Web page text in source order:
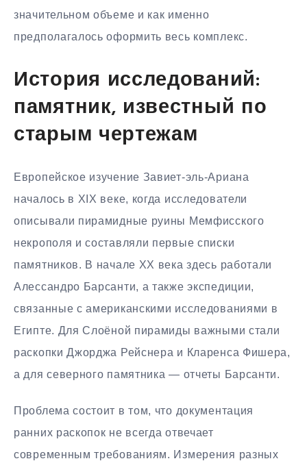
значительном объеме и как именно
предполагалось оформить весь комплекс.
История исследований:
памятник, известный по
старым чертежам
Европейское изучение Завиет-эль-Ариана
началось в XIX веке, когда исследователи
описывали пирамидные руины Мемфисского
некрополя и составляли первые списки
памятников. В начале XX века здесь работали
Алессандро Барсанти, а также экспедиции,
связанные с американскими исследованиями в
Египте. Для Слоёной пирамиды важными стали
раскопки Джорджа Рейснера и Кларенса Фишера,
а для северного памятника — отчеты Барсанти.
Проблема состоит в том, что документация
ранних раскопок не всегда отвечает
современным требованиям. Измерения разных